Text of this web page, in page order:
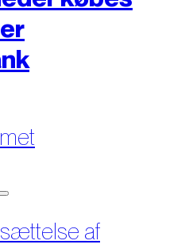
af